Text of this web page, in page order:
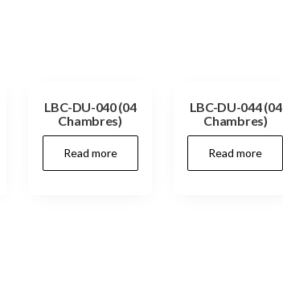
LBC-DU-040 (04
Chambres)
Read more
LBC-DU-044 (04
Chambres)
Read more